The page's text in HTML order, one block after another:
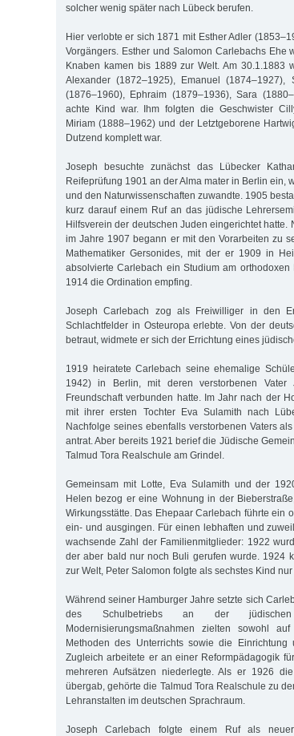
solcher wenig später nach Lübeck berufen.
Hier verlobte er sich 1871 mit Esther Adler
Vorgängers. Esther und Salomon Carlebachs Ehe
Knaben kamen bis 1889 zur Welt. Am 30.1.1883
Alexander (1872–1925), Emanuel (1874–1927),
(1876–1960), Ephraim (1879–1936), Sara
achte Kind war. Ihm folgten die Geschwister
Miriam (1888–1962) und der Letztgeborene
Dutzend komplett war.
Joseph besuchte zunächst das Lübecker
Reifeprüfung 1901 an der Alma mater in Berlin ein,
und den Naturwissenschaften zuwandte. 1905
kurz darauf einem Ruf an das jüdische
Hilfsverein der deutschen Juden eingerichtet hatte.
im Jahre 1907 begann er mit den Vorarbeiten zu
Mathematiker Gersonides, mit der er 1909 in
absolvierte Carlebach ein Studium am
1914 die Ordination empfing.
Joseph Carlebach zog als Freiwilliger in den
Schlachtfelder in Osteuropa erlebte. Von der
betraut, widmete er sich der Errichtung eines
1919 heiratete Carlebach seine ehemalige
1942) in Berlin, mit deren verstorbenen
Freundschaft verbunden hatte. Im Jahr nach der
mit ihrer ersten Tochter Eva Sulamith nach
Nachfolge seines ebenfalls verstorbenen Vaters
antrat. Aber bereits 1921 berief die Jüdische
Talmud Tora Realschule am Grindel.
Gemeinsam mit Lotte, Eva Sulamith und der
Helen bezog er eine Wohnung in der
Wirkungsstätte. Das Ehepaar Carlebach führte ein
ein- und ausgingen. Für einen lebhaften und
wachsende Zahl der Familienmitglieder: 1922
der aber bald nur noch Buli gerufen wurde. 1924
zur Welt, Peter Salomon folgte als sechstes Kind nur
Während seiner Hamburger Jahre setzte sich
des Schulbetriebs an der
Modernisierungsmaßnahmen zielten sowohl
Methoden des Unterrichts sowie die Einrichtung
Zugleich arbeitete er an einer Reformpädagogik
mehreren Aufsätzen niederlegte. Als er 1926
übergab, gehörte die Talmud Tora Realschule zu
Lehranstalten im deutschen Sprachraum.
Joseph Carlebach folgte einem Ruf als